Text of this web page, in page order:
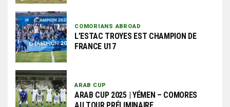
COMORIANS ABROAD
L’ESTAC TROYES EST CHAMPION DE
FRANCE U17
ARAB CUP
ARAB CUP 2025 | YÉMEN – COMORES